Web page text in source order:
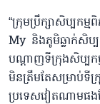
“ក្រុមប្រឹក្សាសិប្បក
My និងភូមិឆ្លាក់សិប្ប
បណ្ដាញទីក្រុងសិប្បក
មិនត្រឹមតែសម្រ
ប្រទេសវៀតណាមផង